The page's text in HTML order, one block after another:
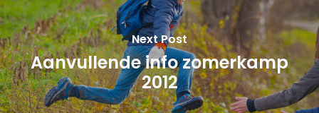
Next Post
Aanvullende info zomerkamp
2012